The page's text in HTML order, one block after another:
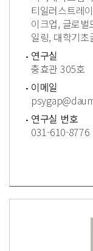
티일러스트레
이크업, 글로
일링, 대학기초
연구실
충효관 305호
이메일
연구실 번호
031-610-8776